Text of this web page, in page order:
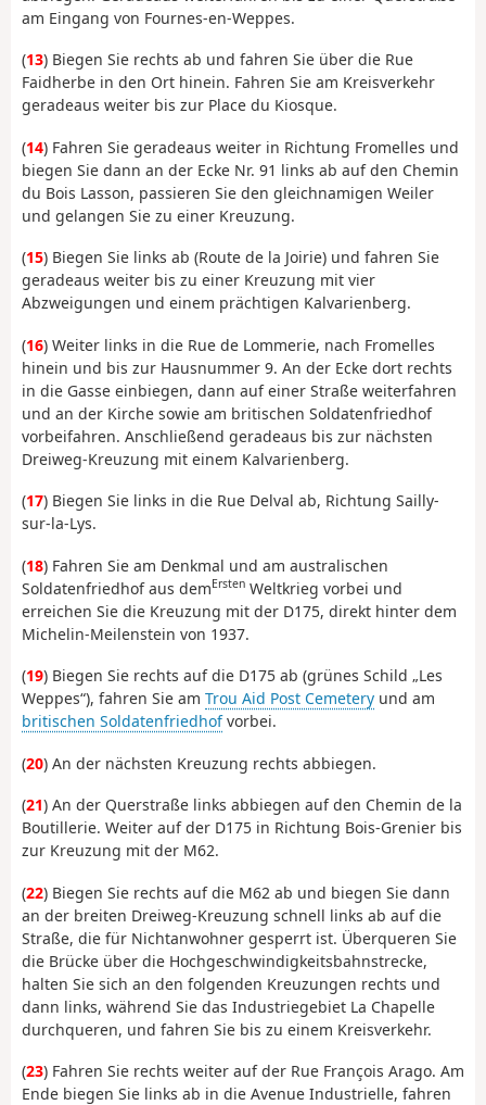
am Eingang von Fournes-en-Weppes.
(13) Biegen Sie rechts ab und fahren Sie über die Rue
Faidherbe in den Ort hinein. Fahren Sie am Kreisverkehr
geradeaus weiter bis zur Place du Kiosque.
(14) Fahren Sie geradeaus weiter in Richtung Fromelles und
biegen Sie dann an der Ecke Nr. 91 links ab auf den Chemin
du Bois Lasson, passieren Sie den gleichnamigen Weiler
und gelangen Sie zu einer Kreuzung.
(15) Biegen Sie links ab (Route de la Joirie) und fahren Sie
geradeaus weiter bis zu einer Kreuzung mit vier
Abzweigungen und einem prächtigen Kalvarienberg.
(16) Weiter links in die Rue de Lommerie, nach Fromelles
hinein und bis zur Hausnummer 9. An der Ecke dort rechts
in die Gasse einbiegen, dann auf einer Straße weiterfahren
und an der Kirche sowie am britischen Soldatenfriedhof
vorbeifahren. Anschließend geradeaus bis zur nächsten
Dreiweg-Kreuzung mit einem Kalvarienberg.
(17) Biegen Sie links in die Rue Delval ab, Richtung Sailly-
sur-la-Lys.
(18) Fahren Sie am Denkmal und am australischen
Soldatenfriedhof aus demErsten Weltkrieg vorbei und
erreichen Sie die Kreuzung mit der D175, direkt hinter dem
Michelin-Meilenstein von 1937.
(19) Biegen Sie rechts auf die D175 ab (grünes Schild „Les
Weppes“), fahren Sie am Trou Aid Post Cemetery und am
britischen Soldatenfriedhofvorbei.
(20) An der nächsten Kreuzung rechts abbiegen.
(21) An der Querstraße links abbiegen auf den Chemin de la
Boutillerie. Weiter auf der D175 in Richtung Bois-Grenier bis
zur Kreuzung mit der M62.
(22) Biegen Sie rechts auf die M62 ab und biegen Sie dann
an der breiten Dreiweg-Kreuzung schnell links ab auf die
Straße, die für Nichtanwohner gesperrt ist. Überqueren Sie
die Brücke über die Hochgeschwindigkeitsbahnstrecke,
halten Sie sich an den folgenden Kreuzungen rechts und
dann links, während Sie das Industriegebiet La Chapelle
durchqueren, und fahren Sie bis zu einem Kreisverkehr.
(23) Fahren Sie rechts weiter auf der Rue François Arago. Am
Ende biegen Sie links ab in die Avenue Industrielle, fahren